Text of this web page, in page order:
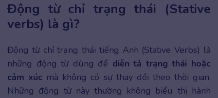
Động từ chỉ trạng thái (Stative
verbs) là gì?
Động từ chỉ trạng thái tiếng Anh (Stative Verbs) là
những động từ dùng để diễn tả trạng thái hoặc
cảm xúc mà không có sự thay đổi theo thời gian.
Những động từ này thường không biểu thị hành